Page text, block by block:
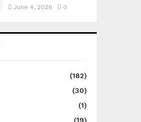
June 4, 2026 0
(182)
(30)
(1)
(19)